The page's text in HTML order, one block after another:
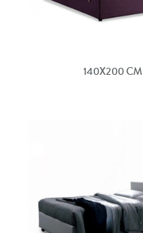
140X200 CM